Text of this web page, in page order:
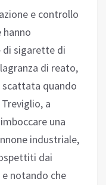
e controllo
sigarette di
di reato,
scattata quando
a
una
industriale,
dai
notando che